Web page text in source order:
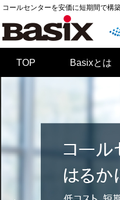
コールセンターを安価に短期間で構
TOP Basixとは